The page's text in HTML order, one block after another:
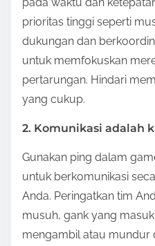
prioritas tinggi seperti
dukungan dan
untuk memfokuskan
pertarungan. Hindari
yang cukup.
2. Komunikasi adalah
Gunakan ping dalam
untuk berkomunikasi
Anda. Peringatkan tim
musuh, gank yang
mengambil atau mundur